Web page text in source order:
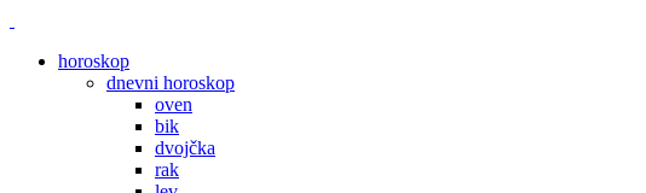
horoskop
dnevni horoskop
oven
bik
dvojčka
rak